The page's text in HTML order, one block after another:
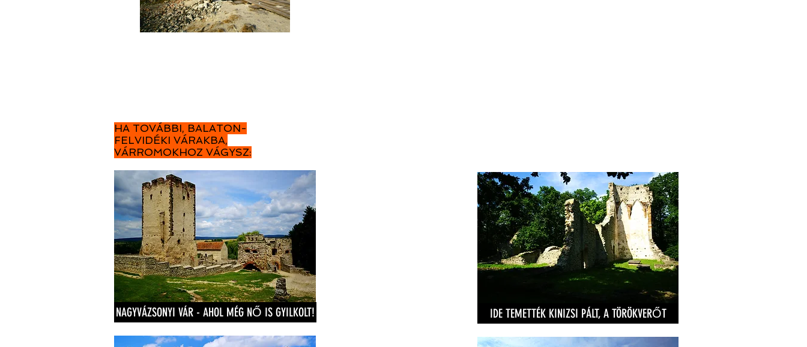
HA TOVÁBBI, BALATON-
FELVIDÉKI VÁRAKBA,
VÁRROMOKHOZ VÁGYSZ:
NAGYVÁZSONYI VÁR - AHOL MÉG NŐ IS GYILKOLT! IDE TEMETTÉK KINIZSI PÁLT, A TÖRÖKVERŐT